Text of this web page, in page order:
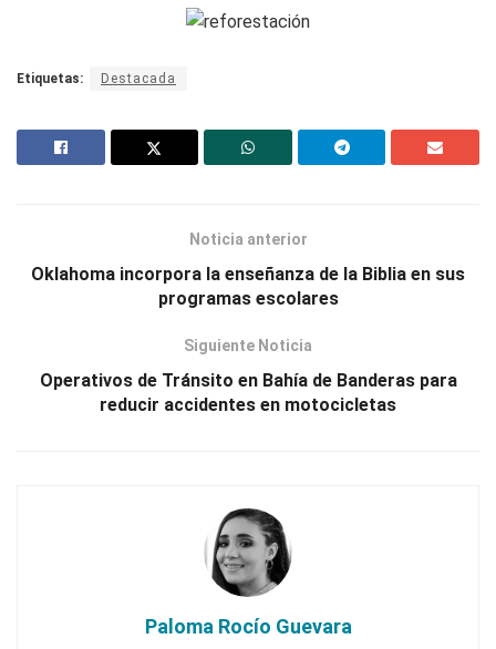
Etiquetas: Destacada
Noticia anterior
Oklahoma incorpora la enseñanza de la Biblia en sus
programas escolares
Siguiente Noticia
Operativos de Tránsito en Bahía de Banderas para
reducir accidentes en motocicletas
Paloma Rocío Guevara